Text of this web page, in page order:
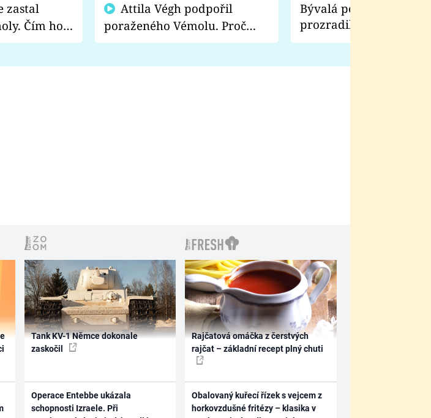
Čím ho
poraženého Vémolu. Proč
chce raději zápasit s ním než
Bývalá pornoherečka
prozradila, co ji
natáčení Euforie.
Tank KV-1 Němce dokonale
zaskočil
Operace Entebbe ukázala
schopnosti Izraele. Při
Rajčatová omáčka z čerstvých
rajčat – základní recept plný chuti
Obalovaný kuřecí řízek s vejcem z
horkovzdušné fritézy – klasika v